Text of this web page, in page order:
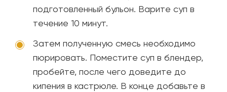
подготовленный бульон. Варите суп в
течение 10 минут.
Затем полученную смесь необходимо
пюрировать. Поместите суп в блендер,
пробейте, после чего доведите до
кипения в кастрюле. В конце добавьте в